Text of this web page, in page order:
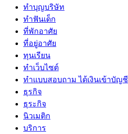
ทำบุญบริษัท
ทำฟันเด็ก
ที่พักอาศัย
ที่อยู่อาศัย
ทุนเรียน
ทําเว็บไซต์
ทําแบบสอบถาม ได้เงินเข้าบัญชี
ธุรกิจ
ธุระกิจ
นิวเมติก
บริการ